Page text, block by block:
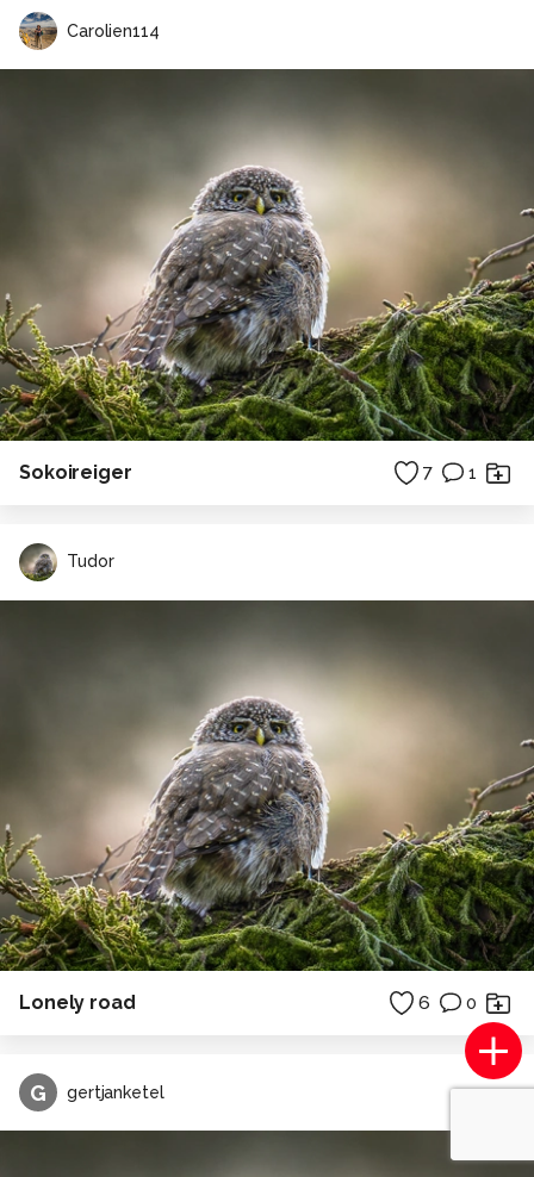
Carolien114
Sokoireiger 7 1
Tudor
Lonely road 6 0
G gertjanketel